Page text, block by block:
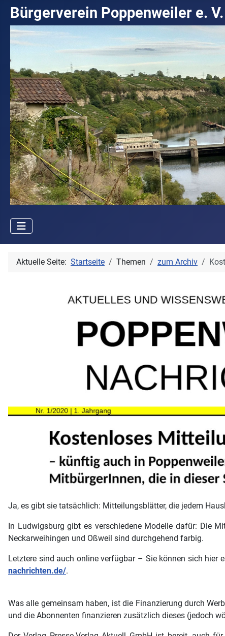
Bürgerverein Poppenweiler e. V.
Aktuelle Seite: Startseite Themen zum Archiv
Ja, es gibt sie tatsächlich: Mitteilungsblätter, die jedem
In Ludwigsburg gibt es verschiedene Modelle dafür: Die
Neckarweihingen und Oßweil sind durchgehend farbig.
Letztere sind auch online verfügbar – Sie können sich hier
nachrichten.de/.
Was alle gemeinsam haben, ist die Finanzierung durch
und die Abonnenten finanzieren zusätzlich dieses (jedoch